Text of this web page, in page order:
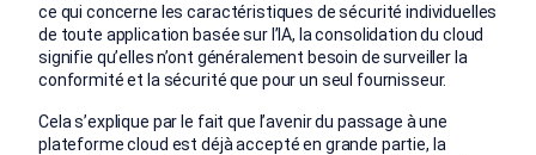
ce qui concerne les caractéristiques de sécurité individuelles
de toute application basée sur l’IA, la consolidation du cloud
signifie qu’elles n’ont généralement besoin de surveiller la
conformité et la sécurité que pour un seul fournisseur.
Cela s’explique par le fait que l’avenir du passage à une
plateforme cloud est déjà accepté en grande partie, la